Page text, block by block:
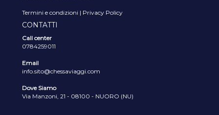
Termini e condizioni | Privacy Policy
CONTATTI
Call center
0784259011
Email
info.sito@chessaviaggi.com
Dove Siamo
Via Manzoni, 21 - 08100 - NUORO (NU)